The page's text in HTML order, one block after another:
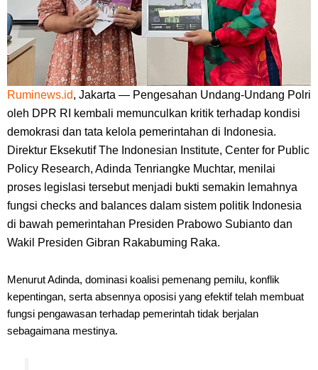
Ruminews.id, Jakarta — Pengesahan Undang-Undang Polri
oleh DPR RI kembali memunculkan kritik terhadap kondisi
demokrasi dan tata kelola pemerintahan di Indonesia.
Direktur Eksekutif The Indonesian Institute, Center for Public
Policy Research, Adinda Tenriangke Muchtar, menilai
proses legislasi tersebut menjadi bukti semakin lemahnya
fungsi checks and balances dalam sistem politik Indonesia
di bawah pemerintahan Presiden Prabowo Subianto dan
Wakil Presiden Gibran Rakabuming Raka.
Menurut Adinda, dominasi koalisi pemenang pemilu, konflik
kepentingan, serta absennya oposisi yang efektif telah membuat
fungsi pengawasan terhadap pemerintah tidak berjalan
sebagaimana mestinya.